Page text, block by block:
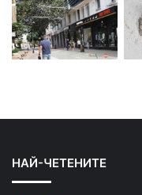
НАЙ-ЧЕТЕНИТЕ